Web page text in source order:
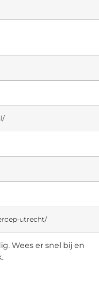
utrecht/
Wees er snel bij en